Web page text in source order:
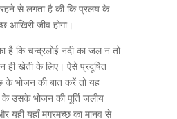
से लगता है की कि प्रलय के
आखिरी जीव होगा।
है कि चन्द्रलोई नदी का जल न तो
ही खेती के लिए। ऐसे प्रदूषित
के भोजन की बात करें तो यह
के उसके भोजन की पूर्ति जलीय
यही यहाँ मगरमच्छ का मानव से